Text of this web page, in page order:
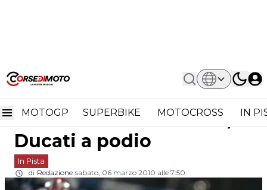
MOTOGP SUPERBIKE MOTOCROSS IN
Home In Pista
Daytona 200: Successo Di Josh Herrin
Daytona 200: successo di
Josh Herrin su Yamaha,
Ducati a podio
In Pista
di Redazione sabato, 06 marzo 2010 alle 7:50